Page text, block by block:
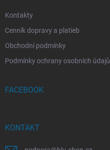
Kontakty
Cenník dopravy a platieb
Obchodní podmínky
Podmínky ochrany osobních údajů
FACEBOOK
KONTAKT